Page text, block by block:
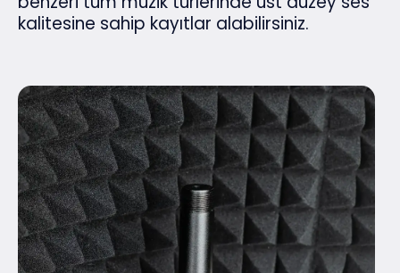
kalitesine sahip kayıtlar alabilirsiniz.